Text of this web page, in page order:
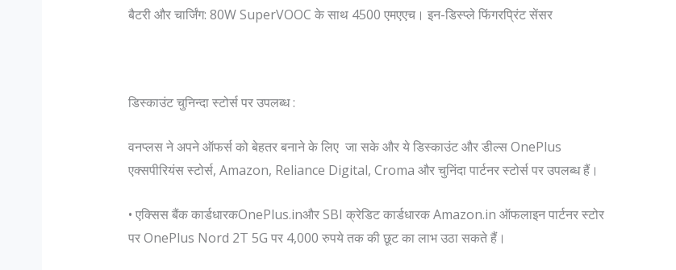
बैटरी और चार्जिंग: 80W SuperVOOC के साथ 4500 एमएएच। इन-डिस्प्ले फिंगरप्रिंट सेंसर
डिस्काउंट चुनिन्दा स्टोर्स पर उपलब्ध :
वनप्लस ने अपने ऑफर्स को बेहतर बनाने के लिए जा सके और ये डिस्काउंट और डील्स OnePlus
एक्सपीरियंस स्टोर्स, Amazon, Reliance Digital, Croma और चुनिंदा पार्टनर स्टोर्स पर उपलब्ध हैं।
• एक्सिस बैंक कार्डधारकOnePlus.inऔर SBI क्रेडिट कार्डधारक Amazon.in ऑफलाइन पार्टनर स्टोर
पर OnePlus Nord 2T 5G पर 4,000 रुपये तक की छूट का लाभ उठा सकते हैं।